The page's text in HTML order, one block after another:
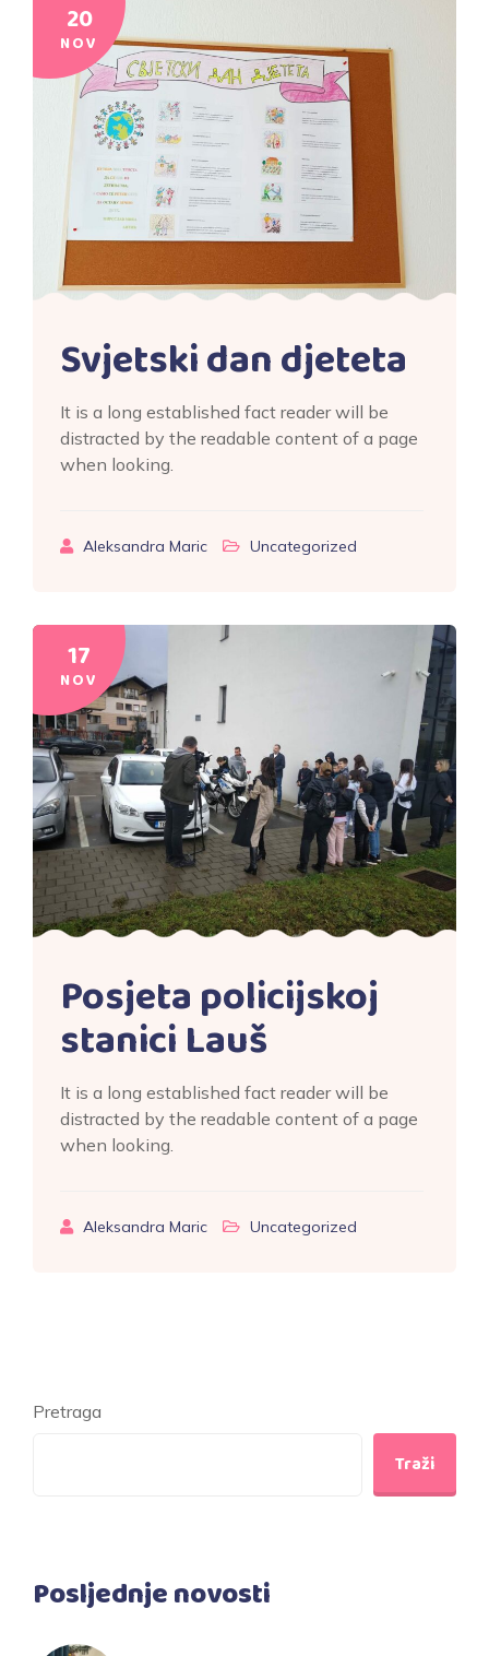
20
NOV
Svjetski dan djeteta
It is a long established fact reader will be
distracted by the readable content of a page
when looking.
Aleksandra Maric Uncategorized
17
NOV
Posjeta policijskoj
stanici Lauš
It is a long established fact reader will be
distracted by the readable content of a page
when looking.
Aleksandra Maric Uncategorized
Pretraga
Traži
Posljednje novosti